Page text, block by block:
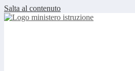
Salta al contenuto